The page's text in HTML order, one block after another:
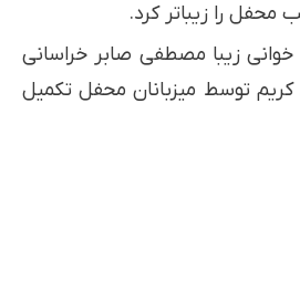
را زیباتر کرد.
زیبا مصطفی صابر خراسانی
کریم توسط میزبانان محفل تکمیل